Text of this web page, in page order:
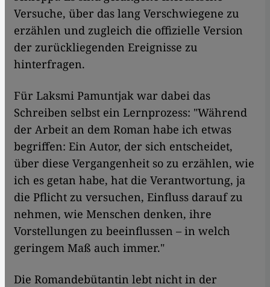
Versuche, über das lang Verschwiegene zu
erzählen und zugleich die offizielle Version
der zurückliegenden Ereignisse zu
hinterfragen.
Für Laksmi Pamuntjak war dabei das
Schreiben selbst ein Lernprozess: "Während
der Arbeit an dem Roman habe ich etwas
begriffen: Ein Autor, der sich entscheidet,
über diese Vergangenheit so zu erzählen, wie
ich es getan habe, hat die Verantwortung, ja
die Pflicht zu versuchen, Einfluss darauf zu
nehmen, wie Menschen denken, ihre
Vorstellungen zu beeinflussen – in welch
geringem Maß auch immer."
Die Romandebütantin lebt nicht in der